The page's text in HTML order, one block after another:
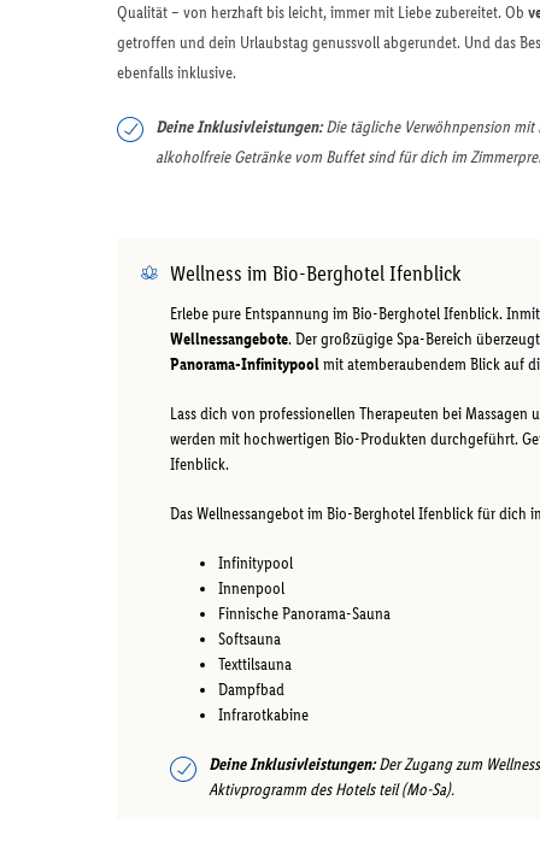
Qualität – von herzhaft bis leicht, immer mit Liebe zubereitet. Ob
getroffen und dein Urlaubstag genussvoll abgerundet. Und das
ebenfalls inklusive.
Deine Inklusivleistungen:Die tägliche Verwöhnpension mit
alkoholfreie Getränke vom Buffet sind für dich im
Wellness im Bio-Berghotel Ifenblick
Erlebe pure Entspannung im Bio-Berghotel Ifenblick.
Wellnessangebote. Der großzügige Spa-Bereich
Panorama-Infinitypoolmit atemberaubendem Blick auf
Lass dich von professionellen Therapeuten bei
werden mit hochwertigen Bio-Produkten durchgeführt.
Ifenblick.
Das Wellnessangebot im Bio-Berghotel Ifenblick für dich
Infinitypool
Innenpool
Finnische Panorama-Sauna
Softsauna
Texttilsauna
Dampfbad
Infrarotkabine
Deine Inklusivleistungen:Der Zugang zum
Aktivprogramm des Hotels teil (Mo-Sa).